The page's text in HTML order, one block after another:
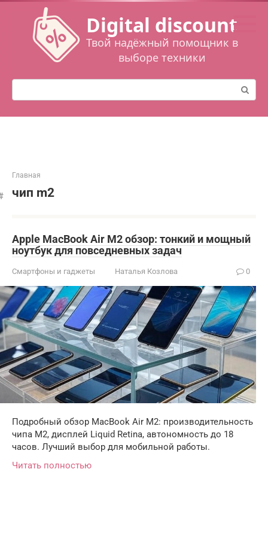
Перейти
контенту
Digital discount
Твой надёжный помощник в
выборе техники
Поиск:
Главная
чип m2
Apple MacBook Air M2 обзор: тонкий и мощный
ноутбук для повседневных задач
Смартфоны и гаджеты Наталья Козлова 0
Подробный обзор MacBook Air M2: производительность
чипа M2, дисплей Liquid Retina, автономность до 18
часов. Лучший выбор для мобильной работы.
Читать полностью